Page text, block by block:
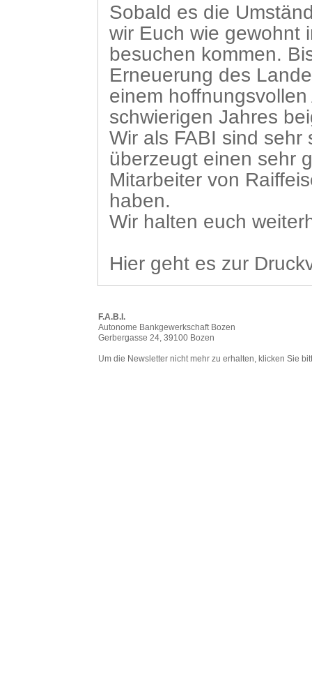
Sobald es die
wir Euch wie gewohnt
besuchen kommen.
Erneuerung des
einem
schwierigen Jahres
Wir als FABI sind
überzeugt einen sehr
Mitarbeiter von
haben.
Wir halten euch
Hier geht es zur
F.A.B.I.
Autonome Bankgewerkschaft Bozen
Gerbergasse 24, 39100 Bozen
Um die Newsletter nicht mehr zu erhalten, klicken Sie